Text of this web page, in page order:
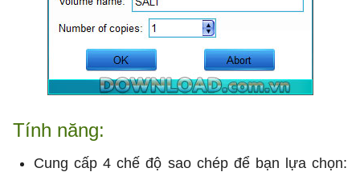
Tính năng:
Cung cấp 4 chế độ sao chép để bạn lựa chọn: